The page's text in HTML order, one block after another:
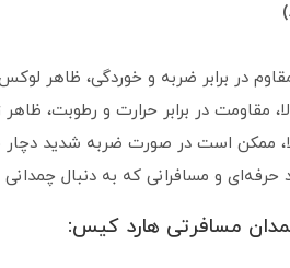
در برابر ضربه و خوردگی، ظاهر
مقاومت در برابر حرارت و رطوبت، ظاهر
ممکن است در صورت ضربه شدید دچار
حرفه‌ای و مسافرانی که به دنبال
مسافرتی هارد کیس: